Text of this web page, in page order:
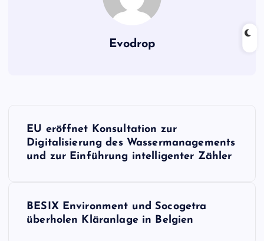
Evodrop
EU eröffnet Konsultation zur
Digitalisierung des Wassermanagements
und zur Einführung intelligenter Zähler
BESIX Environment und Socogetra
überholen Kläranlage in Belgien